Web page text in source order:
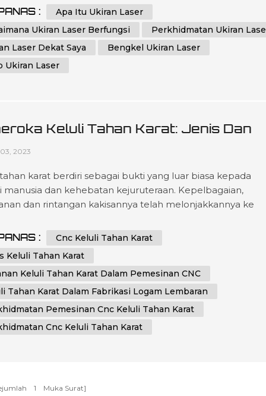
aplikasi. Dengan pemahaman yang mendalam tentang
untuk keperluan khusus...
:
Apa Itu Ukiran Laser
Ukiran Laser Berfungsi
Perkhidmatan Ukiran
Laser Dekat Saya
Bengkel Ukiran Laser
Ukiran Laser
Keluli Tahan Karat: Jenis Dan
Dalam Pemesinan CNC Dan
2023
karat berdiri sebagai bukti yang luar biasa kepada
manusia dan kehebatan kejuruteraan. Kepelbagaian,
dan rintangan kakisannya telah melonjakkannya ke
memulakan perjalanan untuk membedah jenis keluli
fabrikasi logam k...
:
Cnc Keluli Tahan Karat
Keluli Tahan Karat
Keluli Tahan Karat Dalam Pemesinan CNC
Tahan Karat Dalam Fabrikasi Logam Lembaran
Pemesinan Cnc Keluli Tahan Karat
Cnc Keluli Tahan Karat
1 Muka Surat]